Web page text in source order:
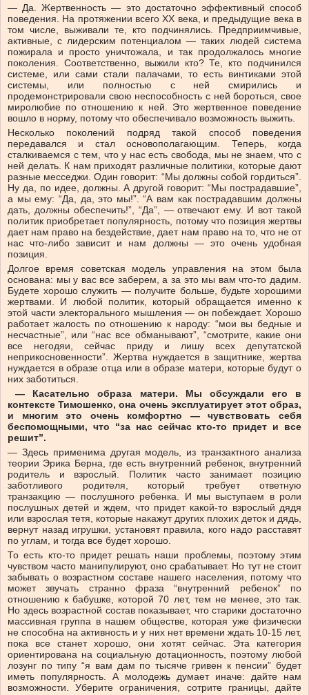
— Да. Жертвенность — это достаточно эффективный способ
поведения. На протяжении всего ХХ века, и предыдущие века в
том числе, выживали те, кто подчинялись. Предприимчивые,
активные, с лидерским потенциалом — таких людей система
пожирала и просто уничтожала, и так продолжалось многие
поколения. Соответственно, выжили кто? Те, кто подчинился
системе, или сами стали палачами, то есть винтиками этой
системы, или полностью с ней смирились и
продемонстрировали свою неспособность с ней бороться, свое
миролюбие по отношению к ней. Это жертвенное поведение
вошло в норму, потому что обеспечивало возможность выжить.
Несколько поколений подряд такой способ поведения
передавался и стал основополагающим. Теперь, когда
сталкиваемся с тем, что у нас есть свобода, мы не знаем, что с
ней делать. К нам приходят различные политики, которые дают
разные месседжи. Один говорит: “Мы должны собой гордиться”.
Ну да, по идее, должны. А другой говорит: “Мы пострадавшие”,
а мы ему: “Да, да, это мы!”. “А вам как пострадавшим должны
дать, должны обеспечить!”, “Да”, — отвечают ему. И вот такой
политик приобретает популярность, потому что позиция жертвы
дает нам право на бездействие, дает нам право на то, что не от
нас что-либо зависит и нам должны — это очень удобная
позиция.
Долгое время советская модель управления на этом была
основана: мы у вас все заберем, а за это мы вам что-то дадим.
Будете хорошо служить — получите больше, будьте хорошими
жертвами. И любой политик, который обращается именно к
этой части электорального мышления — он побеждает. Хорошо
работает жалость по отношению к народу: “мои вы бедные и
несчастные”, или “нас все обманывают”, “смотрите, какие они
все негодяи, сейчас приду и лишу всех депутатской
неприкосновенности”. Жертва нуждается в защитнике, жертва
нуждается в образе отца или в образе матери, которые будут о
них заботиться.
— Касательно образа матери. Мы обсуждали его в
контексте Тимошенко, она очень эксплуатирует этот образ,
и многим это очень комфортно — чувствовать себя
беспомощными, что “за нас сейчас кто-то придет и все
решит”.
— Здесь применима другая модель, из транзактного анализа
теории Эрика Берна, где есть внутренний ребенок, внутренний
родитель и взрослый. Политик часто занимает позицию
заботливого родителя, который требует ответную
транзакцию — послушного ребенка. И мы выступаем в роли
послушных детей и ждем, что придет какой-то взрослый дядя
или взрослая тетя, которые накажут других плохих деток и дядь,
вернут назад игрушки, установят правила, кого надо расставят
по углам, и тогда все будет хорошо.
То есть кто-то придет решать наши проблемы, поэтому этим
чувством часто манипулируют, оно срабатывает. Но тут не стоит
забывать о возрастном составе нашего населения, потому что
может звучать странно фраза “внутренний ребенок” по
отношению к бабушке, которой 70 лет, тем не менее, это так.
Но здесь возрастной состав показывает, что старики достаточно
массивная группа в нашем обществе, которая уже физически
не способна на активность и у них нет времени ждать 10-15 лет,
пока все станет хорошо, они хотят сейчас. Эта категория
ориентирована на социальную дотационность, поэтому любой
лозунг по типу “я вам дам по тысяче гривен к пенсии” будет
иметь популярность. А молодежь думает иначе: дайте нам
возможности. Уберите ограничения, сотрите границы, дайте